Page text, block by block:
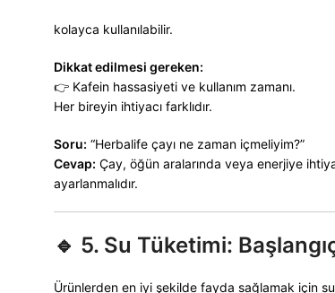
kolayca kullanılabilir.
Dikkat edilmesi gereken:
👉 Kafein hassasiyeti ve kullanım zamanı.
Her bireyin ihtiyacı farklıdır.
Soru: “Herbalife çayı ne zaman içmeliyim?”
Cevap: Çay, öğün aralarında veya enerjiye
ayarlanmalıdır.
🔹 5. Su Tüketimi:
Ürünlerden en iyi şekilde fayda sağlamak için